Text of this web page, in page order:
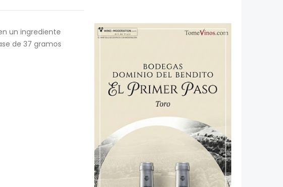
un ingrediente
de 37 gramos